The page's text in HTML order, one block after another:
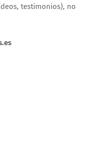
testimonios), no